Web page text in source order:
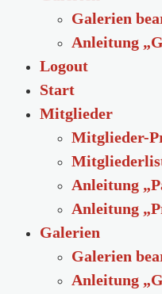
Galerien
Anleitung
Logout
Start
Mitglieder
Mitglieder-
Anleitung
Anleitung
Galerien
Galerien
Anleitung